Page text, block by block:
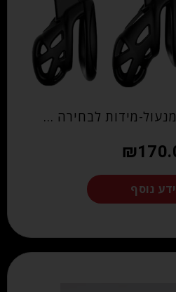
מידות לבחירה …
₪
נוסף